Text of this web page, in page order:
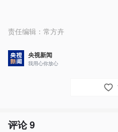
责任编辑： 常方卉
央视新闻
我用心你放心
评论9